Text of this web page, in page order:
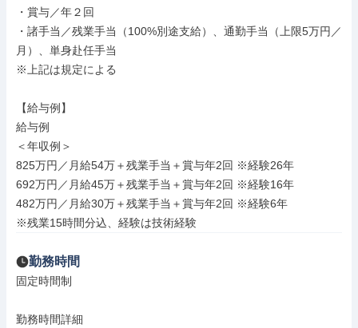
・賞与／年２回
・諸手当／残業手当（100%別途支給）、通勤手当（上限5万円／
月）、単身赴任手当
※上記は規定による
【給与例】
給与例
＜年収例＞
825万円／月給54万＋残業手当＋賞与年2回 ※経験26年
692万円／月給45万＋残業手当＋賞与年2回 ※経験16年
482万円／月給30万＋残業手当＋賞与年2回 ※経験6年
※残業15時間分込、経験は技術経験
勤務時間
固定時間制
勤務時間詳細